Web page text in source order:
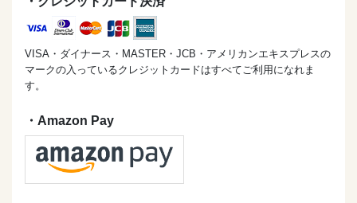
VISA・ダイナース・MASTER・JCB・アメリカンエキスプレスの
マークの入っているクレジットカードはすべてご利用になれま
す。
・Amazon Pay